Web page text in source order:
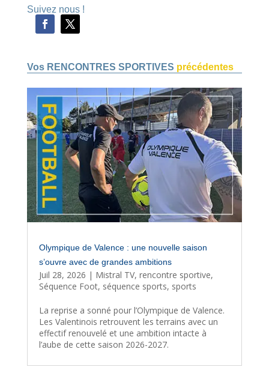
Suivez nous !
Vos RENCONTRES SPORTIVES précédentes
Olympique de Valence : une nouvelle saison
s’ouvre avec de grandes ambitions
Juil 28, 2026 | Mistral TV, rencontre sportive,
Séquence Foot, séquence sports, sports
La reprise a sonné pour l’Olympique de Valence.
Les Valentinois retrouvent les terrains avec un
effectif renouvelé et une ambition intacte à
l’aube de cette saison 2026-2027.